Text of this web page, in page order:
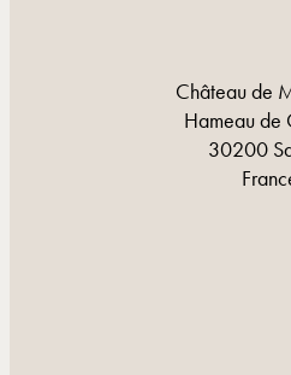
Château de
Hameau de
30200